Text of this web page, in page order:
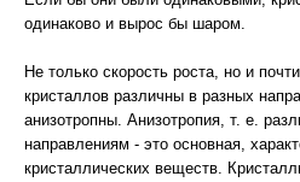
одинаково и вырос бы шаром.
Не только скорость роста, но и
кристаллов различны в разных
анизотропны. Анизотропия, т. е.
направлениям - это основная,
кристаллических веществ.